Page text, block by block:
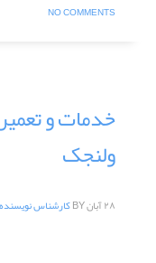
NO COMMENTS
خدمات و
ولنجک
۲۸ آبان BYکارشناس نویسنده